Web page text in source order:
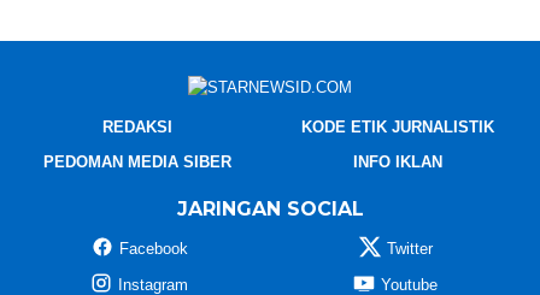
REDAKSI
KODE ETIK JURNALISTIK
PEDOMAN MEDIA SIBER
INFO IKLAN
JARINGAN SOCIAL
Facebook
Twitter
Instagram
Youtube